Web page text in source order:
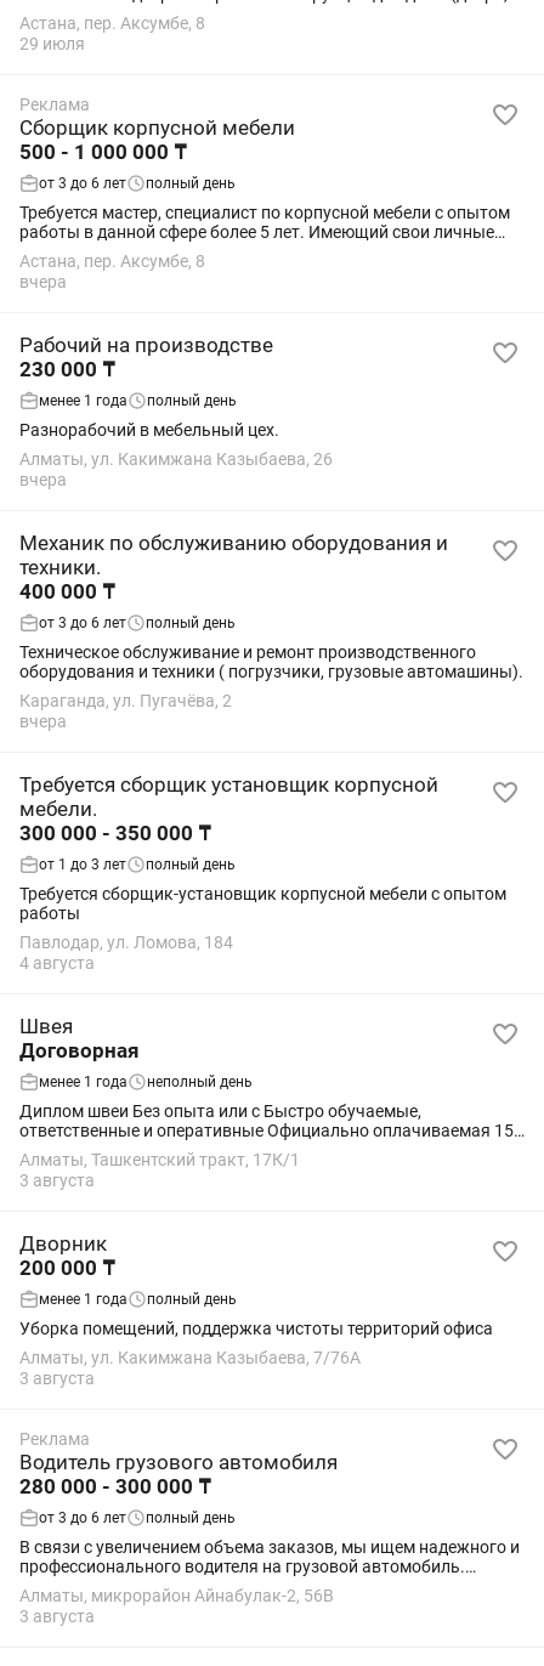
кровати из массива)
Астана, пер. Аксумбе, 8
29 июля
Реклама
Сборщик корпусной мебели
500 - 1 000 000 ₸
от 3 до 6 лет полный день
Требуется мастер, специалист по корпусной мебели с опытом
работы в данной сфере более 5 лет. Имеющий свои личные
ручные инструменты. Умеющий делать деталировку. С вас
контрольный выезд, деталировка,...
Астана, пер. Аксумбе, 8
вчера
Рабочий на производстве
230 000 ₸
менее 1 года полный день
Разнорабочий в мебельный цех.
Алматы, ул. Какимжана Казыбаева, 26
вчера
Механик по обслуживанию оборудования и
техники.
400 000 ₸
от 3 до 6 лет полный день
Техническое обслуживание и ремонт производственного
оборудования и техники ( погрузчики, грузовые автомашины).
Караганда, ул. Пугачёва, 2
вчера
Требуется сборщик установщик корпусной
мебели.
300 000 - 350 000 ₸
от 1 до 3 лет полный день
Требуется сборщик-установщик корпусной мебели с опытом
работы
Павлодар, ул. Ломова, 184
4 августа
Швея
Договорная
менее 1 года неполный день
Диплом швеи Без опыта или с Быстро обучаемые,
ответственные и оперативные Официально оплачиваемая 150
тыс, чистый цех, шьем все от бренда до чехлов Дружный
коллектив
Алматы, Ташкентский тракт, 17К/1
3 августа
Дворник
200 000 ₸
менее 1 года полный день
Уборка помещений, поддержка чистоты территорий офиса
Алматы, ул. Какимжана Казыбаева, 7/76А
3 августа
Реклама
Водитель грузового автомобиля
280 000 - 300 000 ₸
от 3 до 6 лет полный день
В связи с увеличением объема заказов, мы ищем надежного и
профессионального водителя на грузовой автомобиль.
Обязанности: Управлять грузовыми автомобилями [Хундай Н
100, Мерседес 817, Газель и авто...
Алматы, микрорайон Айнабулак-2, 56В
3 августа